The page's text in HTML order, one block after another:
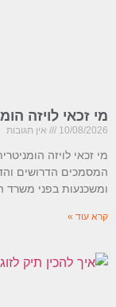
מי זכאי לויזה
10/08/2026 אין תגובות
מי זכאי לויזה
המסמכים הדרושים
ומשכנעות בפני משרד
קרא עוד »